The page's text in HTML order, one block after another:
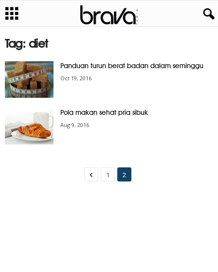
Tag: diet
Panduan turun berat badan dalam seminggu
Oct 19, 2016
Pola makan sehat pria sibuk
Aug 9, 2016
1 2